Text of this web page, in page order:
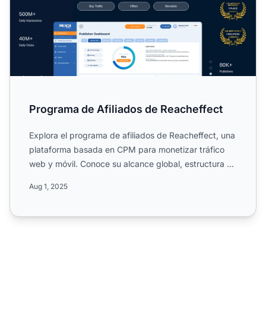
Programa de Afiliados de Reacheffect
Explora el programa de afiliados de Reacheffect, una
plataforma basada en CPM para monetizar tráfico
web y móvil. Conoce su alcance global, estructura de
Aug 1, 2025